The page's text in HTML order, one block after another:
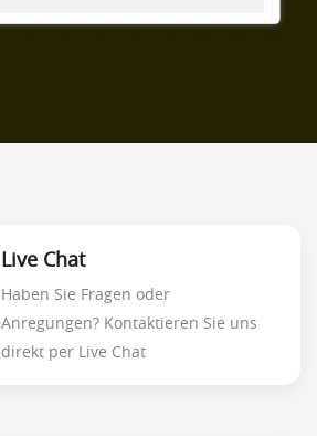
Live Chat
Haben Sie Fragen oder
Anregungen? Kontaktieren Sie uns
direkt per Live Chat